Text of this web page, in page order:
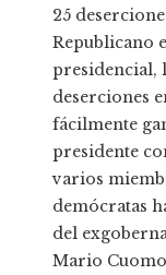
25
Republicano
presidencial,
deserciones
fácilmente
presidente
varios
demócratas
del
Mario